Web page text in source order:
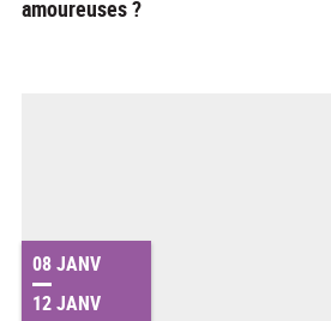
amoureuses ?
08 JANV
12 JANV